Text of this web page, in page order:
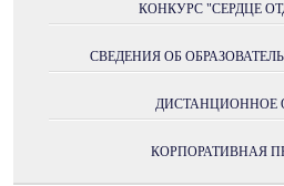
КОНКУРС "СЕРДЦЕ
СВЕДЕНИЯ ОБ
ДИСТАНЦИОННОЕ
КОРПОРАТИВНАЯ